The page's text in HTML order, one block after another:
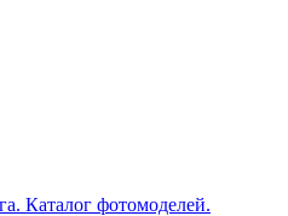
Каталог фотомоделей.